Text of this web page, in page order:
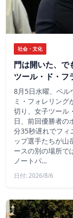
社会・文化
門は開いた、
ツール・ド・フ
8月5日水曜、ベル
ミ・フォレリング
切り、女子ツール
日、前回優勝者の
分35秒遅れでフィ
ップ選手たちが山
ースの別の場所で
ノートパ…
日付: 2026/8/6